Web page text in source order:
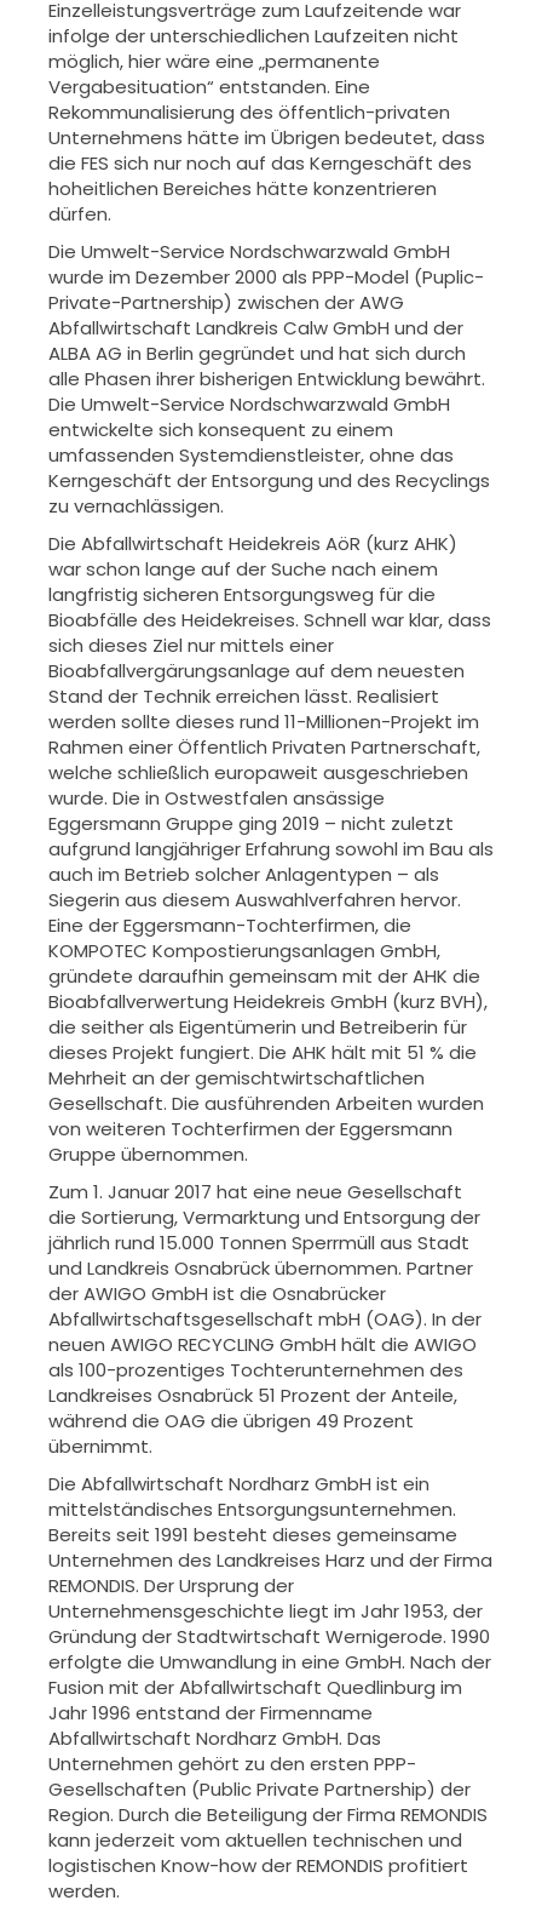
Einzelleistungsverträge zum Laufzeitende war
infolge der unterschiedlichen Laufzeiten nicht
möglich, hier wäre eine „permanente
Vergabesituation“ entstanden. Eine
Rekommunalisierung des öffentlich-privaten
Unternehmens hätte im Übrigen bedeutet, dass
die FES sich nur noch auf das Kerngeschäft des
hoheitlichen Bereiches hätte konzentrieren
dürfen.
Die Umwelt-Service Nordschwarzwald GmbH
wurde im Dezember 2000 als PPP-Model (Puplic-
Private-Partnership) zwischen der AWG
Abfallwirtschaft Landkreis Calw GmbH und der
ALBA AG in Berlin gegründet und hat sich durch
alle Phasen ihrer bisherigen Entwicklung bewährt.
Die Umwelt-Service Nordschwarzwald GmbH
entwickelte sich konsequent zu einem
umfassenden Systemdienstleister, ohne das
Kerngeschäft der Entsorgung und des Recyclings
zu vernachlässigen.
Die Abfallwirtschaft Heidekreis AöR (kurz AHK)
war schon lange auf der Suche nach einem
langfristig sicheren Entsorgungsweg für die
Bioabfälle des Heidekreises. Schnell war klar, dass
sich dieses Ziel nur mittels einer
Bioabfallvergärungsanlage auf dem neuesten
Stand der Technik erreichen lässt. Realisiert
werden sollte dieses rund 11-Millionen-Projekt im
Rahmen einer Öffentlich Privaten Partnerschaft,
welche schließlich europaweit ausgeschrieben
wurde. Die in Ostwestfalen ansässige
Eggersmann Gruppe ging 2019 – nicht zuletzt
aufgrund langjähriger Erfahrung sowohl im Bau als
auch im Betrieb solcher Anlagentypen – als
Siegerin aus diesem Auswahlverfahren hervor.
Eine der Eggersmann-Tochterfirmen, die
KOMPOTEC Kompostierungsanlagen GmbH,
gründete daraufhin gemeinsam mit der AHK die
Bioabfallverwertung Heidekreis GmbH (kurz BVH),
die seither als Eigentümerin und Betreiberin für
dieses Projekt fungiert. Die AHK hält mit 51 % die
Mehrheit an der gemischtwirtschaftlichen
Gesellschaft. Die ausführenden Arbeiten wurden
von weiteren Tochterfirmen der Eggersmann
Gruppe übernommen.
Zum 1. Januar 2017 hat eine neue Gesellschaft
die Sortierung, Vermarktung und Entsorgung der
jährlich rund 15.000 Tonnen Sperrmüll aus Stadt
und Landkreis Osnabrück übernommen. Partner
der AWIGO GmbH ist die Osnabrücker
Abfallwirtschaftsgesellschaft mbH (OAG). In der
neuen AWIGO RECYCLING GmbH hält die AWIGO
als 100-prozentiges Tochterunternehmen des
Landkreises Osnabrück 51 Prozent der Anteile,
während die OAG die übrigen 49 Prozent
übernimmt.
Die Abfallwirtschaft Nordharz GmbH ist ein
mittelständisches Entsorgungsunternehmen.
Bereits seit 1991 besteht dieses gemeinsame
Unternehmen des Landkreises Harz und der Firma
REMONDIS. Der Ursprung der
Unternehmensgeschichte liegt im Jahr 1953, der
Gründung der Stadtwirtschaft Wernigerode. 1990
erfolgte die Umwandlung in eine GmbH. Nach der
Fusion mit der Abfallwirtschaft Quedlinburg im
Jahr 1996 entstand der Firmenname
Abfallwirtschaft Nordharz GmbH. Das
Unternehmen gehört zu den ersten PPP-
Gesellschaften (Public Private Partnership) der
Region. Durch die Beteiligung der Firma REMONDIS
kann jederzeit vom aktuellen technischen und
logistischen Know-how der REMONDIS profitiert
werden.